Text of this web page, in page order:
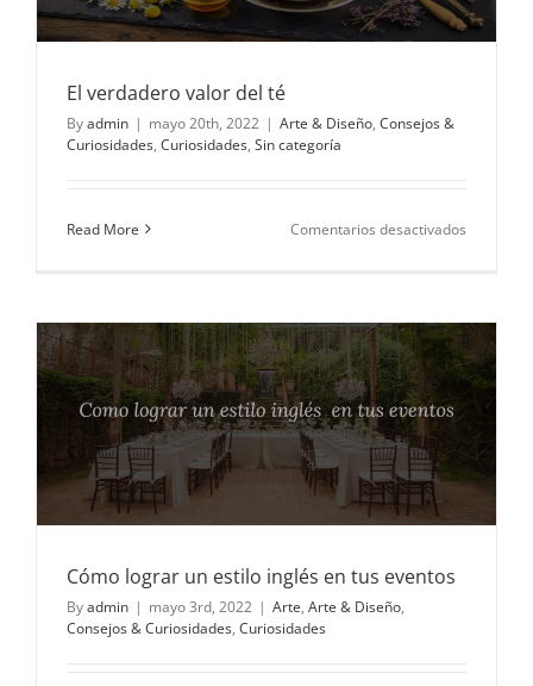
El verdadero valor del té
Byadmin | mayo 20th, 2022 | Arte & Diseño, Consejos &
Curiosidades, Curiosidades, Sin categoría
Read More Comentarios desactivados
té
Cómo lograr un estilo inglés en tus eventos
Byadmin | mayo 3rd, 2022 | Arte, Arte & Diseño,
Consejos & Curiosidades, Curiosidades